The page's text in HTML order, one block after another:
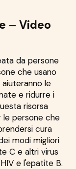
– Video
da persone
che usano
le
e ridurre i
risorsa
le persone che
cura
modi migliori
C e altri virus
e l'epatite B.